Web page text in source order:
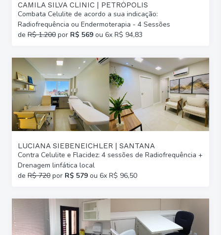
CAMILA SILVA CLINIC | PETRÓPOLIS
Combata Celulite de acordo a sua indicação:
Radiofrequência ou Endermoterapia - 4 Sessões
de R$ 1.200 por R$ 569 ou 6x R$ 94,83
LUCIANA SIEBENEICHLER | SANTANA
Contra Celulite e Flacidez: 4 sessões de Radiofrequência +
Drenagem linfática local
de R$ 720 por R$ 579 ou 6x R$ 96,50